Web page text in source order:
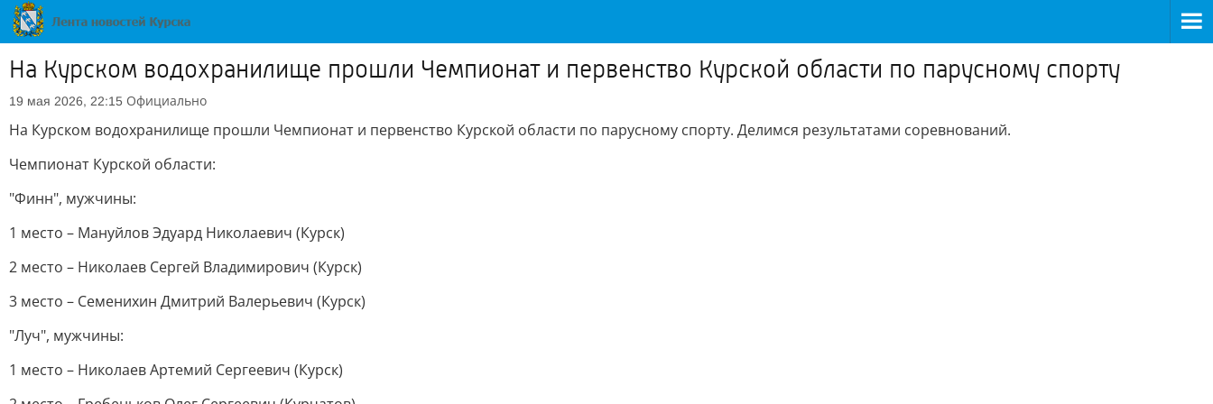
На Курском водохранилище прошли Чемпионат и первенство Курской области по парусному спорту
19 мая 2026, 22:15 Официально
На Курском водохранилище прошли Чемпионат и первенство Курской области по парусному спорту. Делимся результатами соревнований.
Чемпионат Курской области:
"Финн", мужчины:
1 место – Мануйлов Эдуард Николаевич (Курск)
2 место – Николаев Сергей Владимирович (Курск)
3 место – Семенихин Дмитрий Валерьевич (Курск)
"Луч", мужчины:
1 место – Николаев Артемий Сергеевич (Курск)